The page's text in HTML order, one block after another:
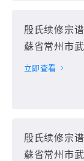
殷氏续修宗
蘇省常州市
4册
立即查看
殷氏续修宗
蘇省常州市